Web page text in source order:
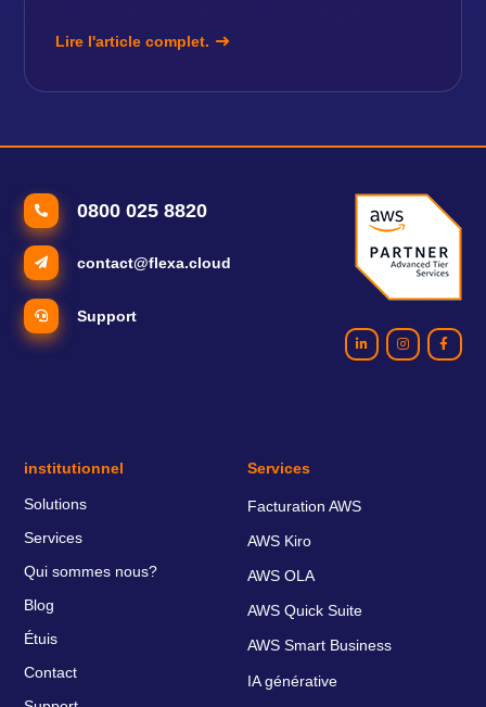
Lire l'article complet.
0800 025 8820
contact@flexa.cloud
Support
institutionnel
Solutions
Services
Qui sommes nous?
Blog
Étuis
Contact
Services
Facturation AWS
AWS Kiro
AWS OLA
AWS Quick Suite
AWS Smart Business
IA générative